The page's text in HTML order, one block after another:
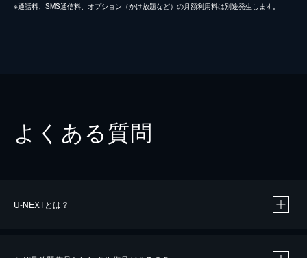
※通話料、SMS通信料、オプション（かけ放題など）の月額利用料は別途発生します。
よくある質問
U-NEXTとは？